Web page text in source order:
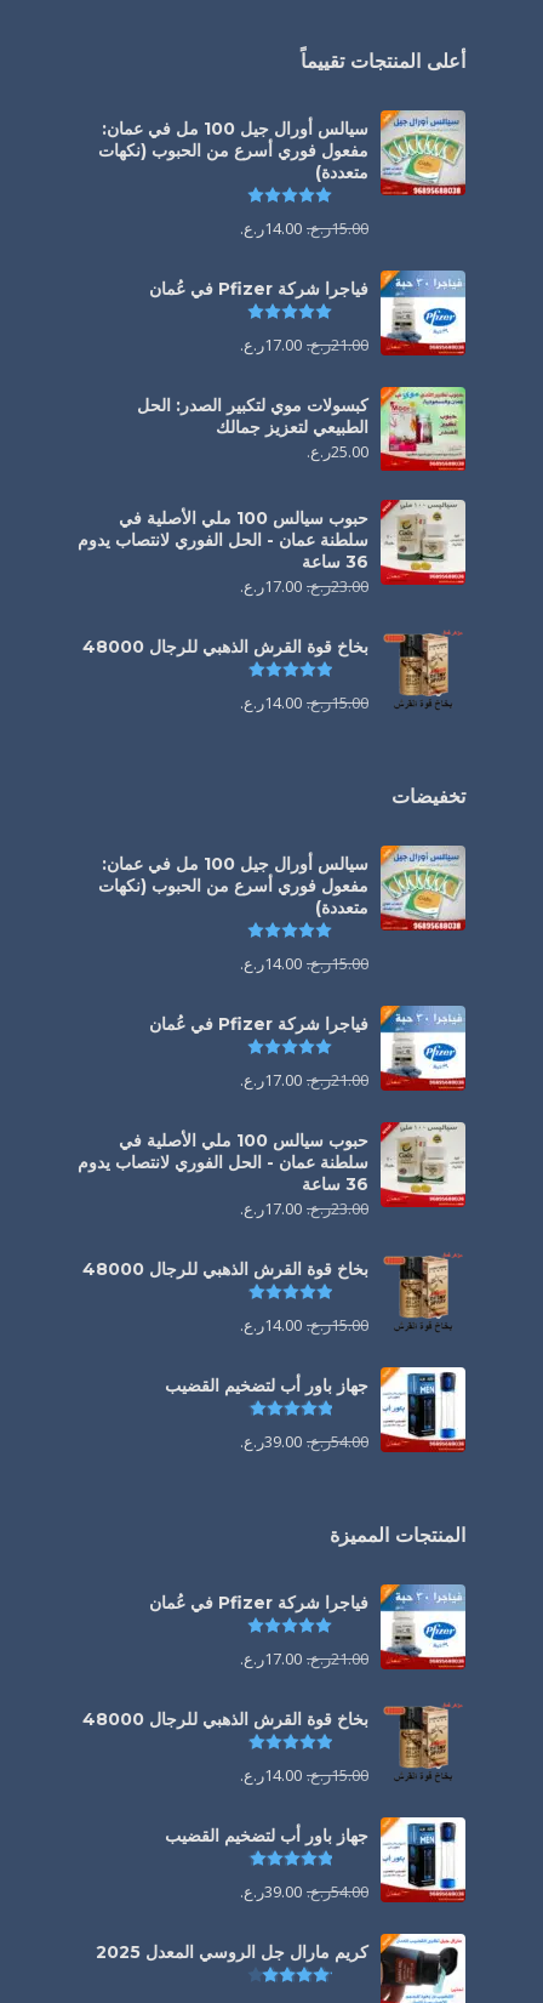
أعلى المنتجات تقييماً
سيالس أورال جيل 100 مل في عمان:
مفعول فوري أسرع من الحبوب (نكهات
متعددة)
15.00ر.ع. 14.00ر.ع.
فياجرا شركة Pfizer في عُمان
21.00ر.ع. 17.00ر.ع.
كبسولات موي لتكبير الصدر: الحل
الطبيعي لتعزيز جمالك
25.00ر.ع.
حبوب سيالس 100 ملي الأصلية في
سلطنة عمان - الحل الفوري لانتصاب يدوم
36 ساعة
23.00ر.ع. 17.00ر.ع.
بخاخ قوة القرش الذهبي للرجال 48000
تم التقييم
15.00ر.ع. 14.00ر.ع.
تخفيضات
سيالس أورال جيل 100 مل في عمان:
مفعول فوري أسرع من الحبوب (نكهات
متعددة)
15.00ر.ع. 14.00ر.ع.
فياجرا شركة Pfizer في عُمان
21.00ر.ع. 17.00ر.ع.
حبوب سيالس 100 ملي الأصلية في
سلطنة عمان - الحل الفوري لانتصاب يدوم
36 ساعة
23.00ر.ع. 17.00ر.ع.
بخاخ قوة القرش الذهبي للرجال 48000
تم التقييم
15.00ر.ع. 14.00ر.ع.
جهاز باور أب لتضخيم القضيب
تم التقييم
54.00ر.ع. 39.00ر.ع.
المنتجات المميزة
فياجرا شركة Pfizer في عُمان
21.00ر.ع. 17.00ر.ع.
بخاخ قوة القرش الذهبي للرجال 48000
تم التقييم
15.00ر.ع. 14.00ر.ع.
جهاز باور أب لتضخيم القضيب
تم التقييم
54.00ر.ع. 39.00ر.ع.
كريم مارال جل الروسي المعدل 2025
تم التقييم